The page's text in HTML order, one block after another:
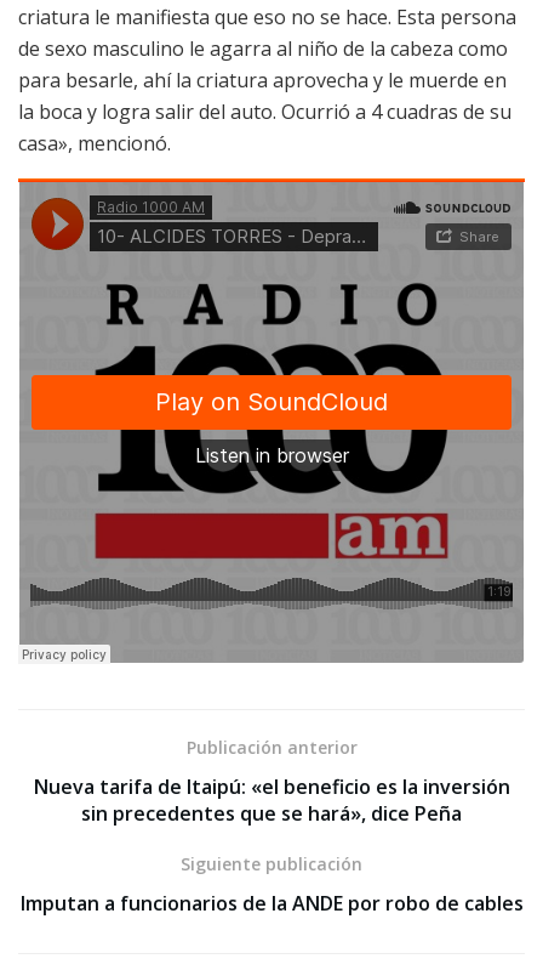
criatura le manifiesta que eso no se hace. Esta persona
de sexo masculino le agarra al niño de la cabeza como
para besarle, ahí la criatura aprovecha y le muerde en
la boca y logra salir del auto. Ocurrió a 4 cuadras de su
casa», mencionó.
Publicación anterior
Nueva tarifa de Itaipú: «el beneficio es la inversión
sin precedentes que se hará», dice Peña
Siguiente publicación
Imputan a funcionarios de la ANDE por robo de cables